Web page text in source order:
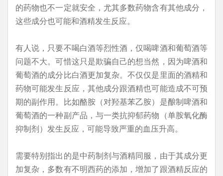
的药物也不一定就安全，尤其多数药物含有其他成分，
这些成分也可能和酒精发生反应。
有人说，只要不喝白酒等烈性酒，仅喝啤酒和葡萄酒等
问题不大。可惜这只是欺骗自己的想当然，因为啤酒和
葡萄酒的成分比白酒更加复杂。不仅仅是里面的酒精和
药物可能发生反应，其他成分跟酒精也可能造成不可预
期的副作用。比如酪胺（对羟基苯乙胺）是酿制啤酒和
葡萄酒的一种副产品，与一类抗抑郁药物（单胺氧化酶
抑制剂）发生反应，可能导致严重的血压升高。
需要特别指出的是中药制剂与酒精同服，由于其成分更
加复杂，多数有不明西药的添加，增加了跟酒精反应的